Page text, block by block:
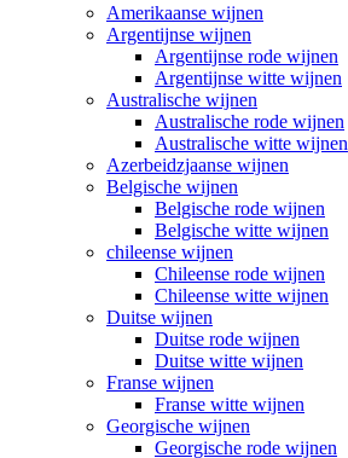
Amerikaanse wijnen
Argentijnse wijnen
Argentijnse rode wijnen
Argentijnse witte wijnen
Australische wijnen
Australische rode wijnen
Australische witte wijnen
Azerbeidzjaanse wijnen
Belgische wijnen
Belgische rode wijnen
Belgische witte wijnen
chileense wijnen
Chileense rode wijnen
Chileense witte wijnen
Duitse wijnen
Duitse rode wijnen
Duitse witte wijnen
Franse wijnen
Franse witte wijnen
Georgische wijnen
Georgische rode wijnen